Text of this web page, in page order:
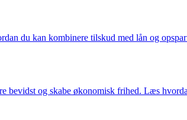
du kan kombinere tilskud med lån og
bevidst og skabe økonomisk frihed. Læs